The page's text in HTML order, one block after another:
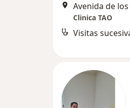
Avenida de
Clinica TAO
Visitas